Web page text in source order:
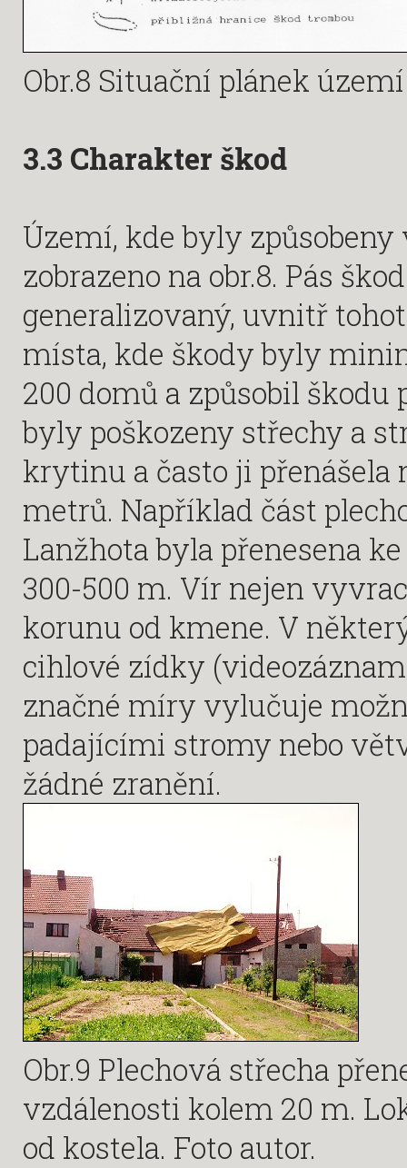
Obr.8 Situační plánek
3.3 Charakter škod
Území, kde byly
zobrazeno na obr.8. Pás
generalizovaný, uvnitř
místa, kde škody byly
200 domů a způsobil
byly poškozeny střechy a
krytinu a často ji přenášela
metrů. Například část
Lanžhota byla přenesena
300-500 m. Vír nejen
korunu od kmene. V
cihlové zídky
značné míry vylučuje
padajícími stromy nebo
žádné zranění.
Obr.9 Plechová střecha
vzdálenosti kolem 20 m.
od kostela. Foto autor.